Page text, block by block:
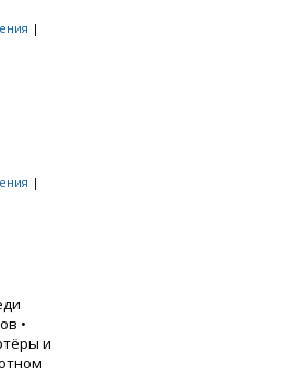
|
|
•
и